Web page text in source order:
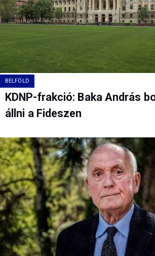
BELFÖLD
KDNP-frakció: Baka András
állni a Fideszen